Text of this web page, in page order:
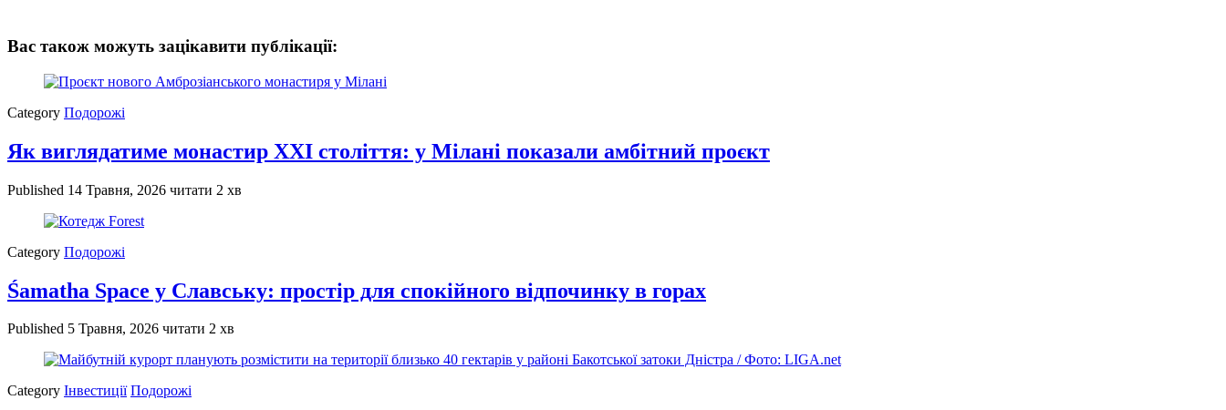
Вас також можуть зацікавити публікації:
Category Подорожі
Як виглядатиме монастир XXI століття: у Мілані показали амбітний проєкт
Published 14 Травня, 2026 читати 2 хв
Category Подорожі
Śamatha Space у Славську: простір для спокійного відпочинку в горах
Published 5 Травня, 2026 читати 2 хв
Category Інвестиції Подорожі